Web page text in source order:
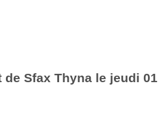
Sfax Thyna le jeudi 01